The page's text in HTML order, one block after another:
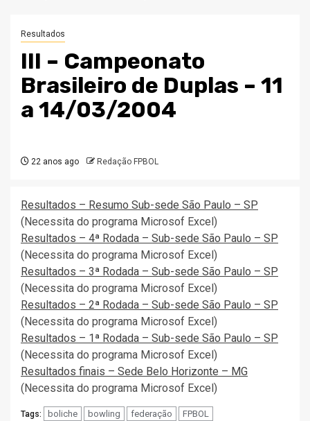
Resultados
III – Campeonato
Brasileiro de Duplas – 11
a 14/03/2004
22 anos ago Redação FPBOL
Resultados – Resumo Sub-sede São Paulo – SP
(Necessita do programa Microsof Excel)
Resultados – 4ª Rodada – Sub-sede São Paulo – SP
(Necessita do programa Microsof Excel)
Resultados – 3ª Rodada – Sub-sede São Paulo – SP
(Necessita do programa Microsof Excel)
Resultados – 2ª Rodada – Sub-sede São Paulo – SP
(Necessita do programa Microsof Excel)
Resultados – 1ª Rodada – Sub-sede São Paulo – SP
(Necessita do programa Microsof Excel)
Resultados finais – Sede Belo Horizonte – MG
(Necessita do programa Microsof Excel)
Tags: boliche bowling federação FPBOL